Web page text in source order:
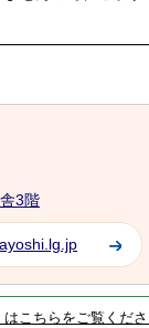
3階
こちらをご覧くださ